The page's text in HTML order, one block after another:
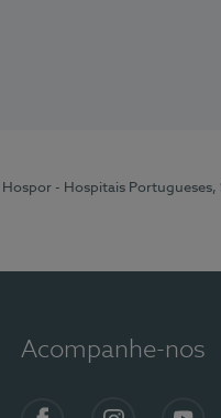
| Hospor - Hospitais Portugueses,
Acompanhe-nos